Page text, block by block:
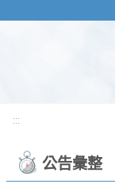
:::
公告彙整